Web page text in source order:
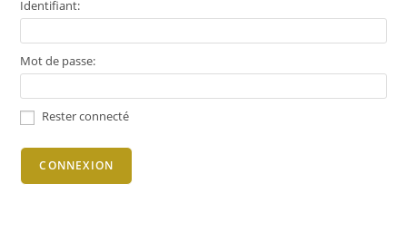
Identifiant:
Mot de passe:
Rester connecté
CONNEXION